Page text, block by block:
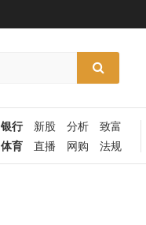
银行 新股 分析
致富
体育
直播 网购 法规